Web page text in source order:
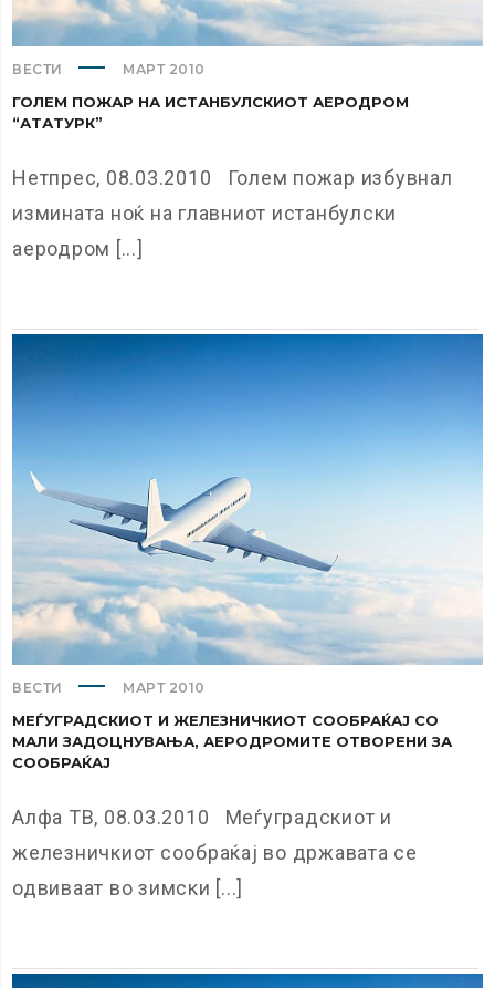
ВЕСТИ МАРТ 2010
ГОЛЕМ ПОЖАР НА ИСТАНБУЛСКИОТ АЕРОДРОМ
“АТАТУРК”
Нетпрес, 08.03.2010 Голем пожар избувнал
измината ноќ на главниот истанбулски
аеродром [...]
ВЕСТИ МАРТ 2010
МЕЃУГРАДСКИОТ И ЖЕЛЕЗНИЧКИОТ СООБРАЌАЈ СО
МАЛИ ЗАДОЦНУВАЊА, АЕРОДРОМИТЕ ОТВОРЕНИ ЗА
СООБРАЌАЈ
Алфа ТВ, 08.03.2010 Меѓуградскиот и
железничкиот сообраќај во државата се
одвиваат во зимски [...]